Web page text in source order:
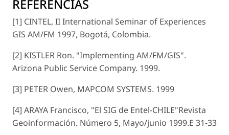
REFERENCIAS
[1] CINTEL, II International Seminar of Experiences
GIS AM/FM 1997, Bogotá, Colombia.
[2] KISTLER Ron. "Implementing AM/FM/GIS".
Arizona Public Service Company. 1999.
[3] PETER Owen, MAPCOM SYSTEMS. 1999
[4] ARAYA Francisco, "El SIG de Entel-CHILE"Revista
Geoinformación. Número 5, Mayo/junio 1999.E 31-33